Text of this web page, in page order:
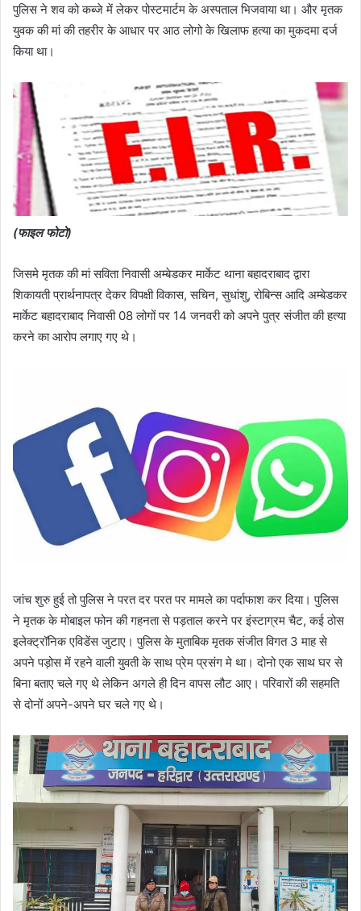
पुलिस ने शव को कब्जे में लेकर पोस्टमार्टम के अस्पताल भिजवाया था। और मृतक
युवक की मां की तहरीर के आधार पर आठ लोगो के खिलाफ हत्या का मुकदमा दर्ज
किया था।
(फाइल फोटो)
जिसमे मृतक की मां सविता निवासी अम्बेडकर मार्केट थाना बहादराबाद द्वारा
शिकायती प्रार्थनापत्र देकर विपक्षी विकास, सचिन, सुधांशु, रोबिन्स आदि अम्बेडकर
मार्केट बहादराबाद निवासी 08 लोगों पर 14 जनवरी को अपने पुत्र संजीत की हत्या
करने का आरोप लगाए गए थे।
जांच शुरु हुई तो पुलिस ने परत दर परत पर मामले का पर्दाफाश कर दिया। पुलिस
ने मृतक के मोबाइल फोन की गहनता से पड़ताल करने पर इंस्टाग्रम चैट, कई ठोस
इलेक्ट्रॉनिक एविडेंस जुटाए। पुलिस के मुताबिक मृतक संजीत विगत 3 माह से
अपने पड़ोस में रहने वाली युवती के साथ प्रेम प्रसंग मे था। दोनो एक साथ घर से
बिना बताए चले गए थे लेकिन अगले ही दिन वापस लौट आए। परिवारों की सहमति
से दोनों अपने-अपने घर चले गए थे।